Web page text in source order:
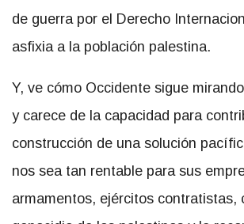
de guerra por el Derecho
asfixia a la población palestina.
Y, ve cómo Occidente sigue
y carece de la capacidad para
construcción de una solución
nos sea tan rentable para sus
armamentos, ejércitos contratistas,